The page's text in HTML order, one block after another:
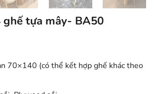
ghế tựa mây- BA50
70×140 (có thể kết hợp ghế khác theo